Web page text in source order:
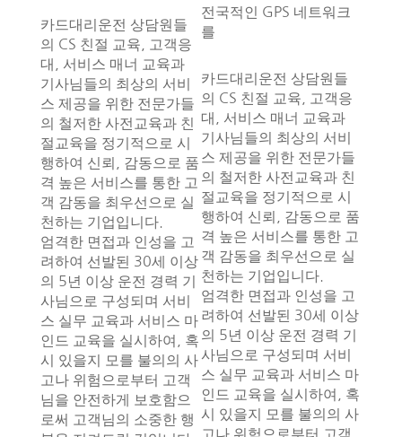
카드대리운전 상담원들
의 CS 친절 교육, 고객응
대, 서비스 매너 교육과
기사님들의 최상의 서비
스 제공을 위한 전문가들
의 철저한 사전교육과 친
절교육을 정기적으로 시
행하여 신뢰, 감동으로 품
격 높은 서비스를 통한 고
객 감동을 최우선으로 실
천하는 기업입니다.
엄격한 면접과 인성을 고
려하여 선발된 30세 이상
의 5년 이상 운전 경력 기
사님으로 구성되며 서비
스 실무 교육과 서비스 마
인드 교육을 실시하여, 혹
시 있을지 모를 불의의 사
고나 위험으로부터 고객
님을 안전하게 보호함으
로써 고객님의 소중한 행
전국적인 GPS 네트워크
를
카드대리운전 상담원들
의 CS 친절 교육, 고객응
대, 서비스 매너 교육과
기사님들의 최상의 서비
스 제공을 위한 전문가들
의 철저한 사전교육과 친
절교육을 정기적으로 시
행하여 신뢰, 감동으로 품
격 높은 서비스를 통한 고
객 감동을 최우선으로 실
천하는 기업입니다.
엄격한 면접과 인성을 고
려하여 선발된 30세 이상
의 5년 이상 운전 경력 기
사님으로 구성되며 서비
스 실무 교육과 서비스 마
인드 교육을 실시하여, 혹
시 있을지 모를 불의의 사
고나 위험으로부터 고객